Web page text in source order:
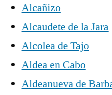
Alcañizo
Alcaudete de la Jara
Alcolea de Tajo
Aldea en Cabo
Aldeanueva de